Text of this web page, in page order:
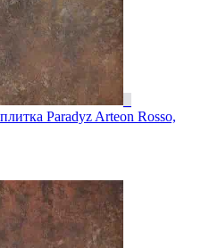
Paradyz Arteon Rosso,